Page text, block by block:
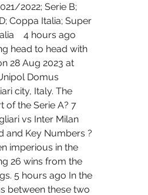
2022; Serie B;
Coppa Italia; Super
4 hours ago
head to head with
28 Aug 2023 at
Domus
city, Italy. The
of the Serie A? 7
vs Inter Milan
and Key Numbers ?
imperious in the
26 wins from the
5 hours ago In the
between these two